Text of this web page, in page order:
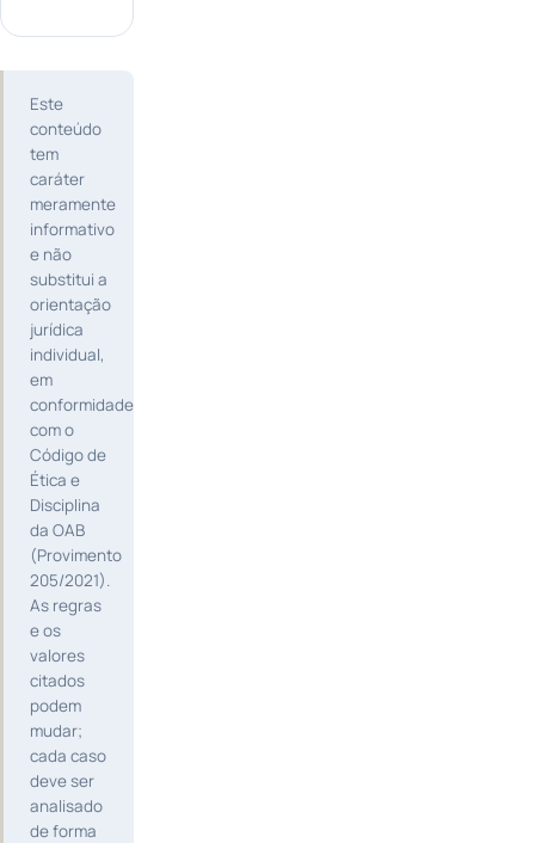
Este
conteúdo
tem
caráter
meramente
informativo
e não
substitui a
orientação
jurídica
individual,
em
conformidade
com o
Código de
Ética e
Disciplina
da OAB
(Provimento
205/2021).
As regras
e os
valores
citados
podem
mudar;
cada caso
deve ser
analisado
de forma